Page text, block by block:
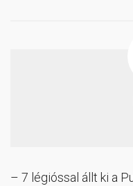
– 7 légióssal állt ki a